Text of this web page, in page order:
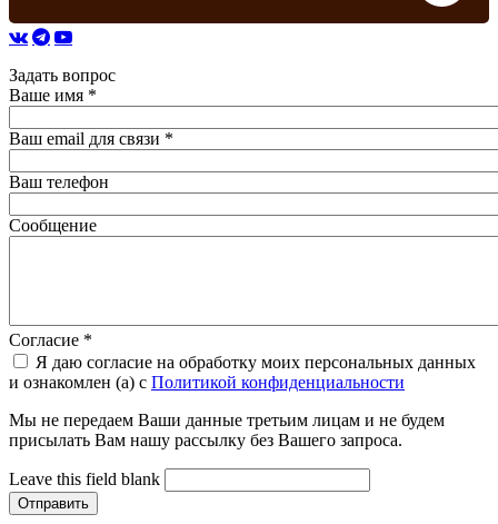
Задать вопрос
Ваше имя *
Ваш email для связи *
Ваш телефон
Сообщение
Согласие *
Я даю согласие на обработку моих персональных данных
и ознакомлен (а) с Политикой конфиденциальности
Мы не передаем Ваши данные третьим лицам и не будем
присылать Вам нашу рассылку без Вашего запроса.
Leave this field blank